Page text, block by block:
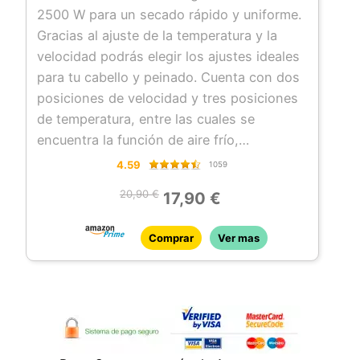
2500 W para un secado rápido y uniforme.
Gracias al ajuste de la temperatura y la
velocidad podrás elegir los ajustes ideales
para tu cabello y peinado. Cuenta con dos
posiciones de velocidad y tres posiciones
de temperatura, entre las cuales se
encuentra la función de aire frío,
ofreciendo un extra de fijación en el
duradero durante más tiempo.
Ion Real: los iones del secador actúan en el
cabello para dejarlo mucho más brillante e
hidratado y potencian el
Emite un gran caudal de aire para secar el
cabello de forma rápida. Además, posee
una tecnología Hair Care para proteger el
4.59 1059
20,90 € 17,90 €
Comprar Ver mas